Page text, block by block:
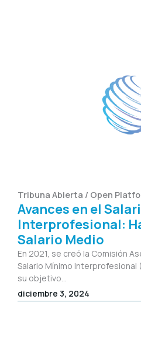
Tribuna Abierta / Open
Avances en el
Interprofesional:
Salario Medio
En 2021, se creó la Comisión
Salario Mínimo Interprofesional
su objetivo...
diciembre 3, 2024